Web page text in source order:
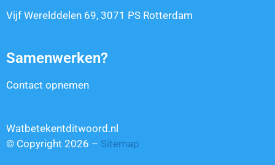
Vijf Werelddelen 69, 3071 PS Rotterdam
Samenwerken?
Contact opnemen
Watbetekentditwoord.nl
© Copyright 2026 – Sitemap